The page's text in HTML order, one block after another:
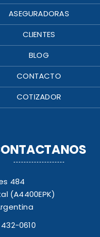
ASEGURADORAS
CLIENTES
BLOG
CONTACTO
COTIZADOR
484
(A4400EPK)
0610